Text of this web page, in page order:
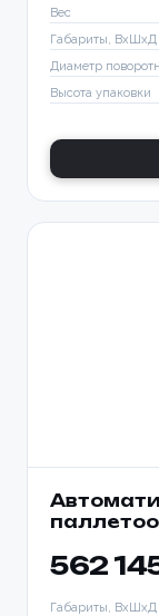
Вес
Габариты, ВхШхД
Диаметр
Высота упаковки
562
Габариты, ВхШхД